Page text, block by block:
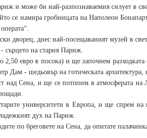
и може би най-разпознаваемия силует в
се намира гробницата на Наполеон
дворец, днес най-посещаваният музей в
сърцето на стария Париж.
евро в посока) и ще започнем
Дам - шедьовър на готическата
Сена, и ще се потопим в атмосферата на
университети в Европа, и ще спрем
дух на Париж.
по бреговете на Сена, да опитате